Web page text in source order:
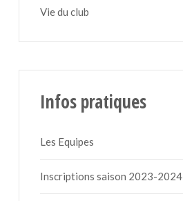
Vie du club
Infos pratiques
Les Equipes
Inscriptions saison 2023-2024